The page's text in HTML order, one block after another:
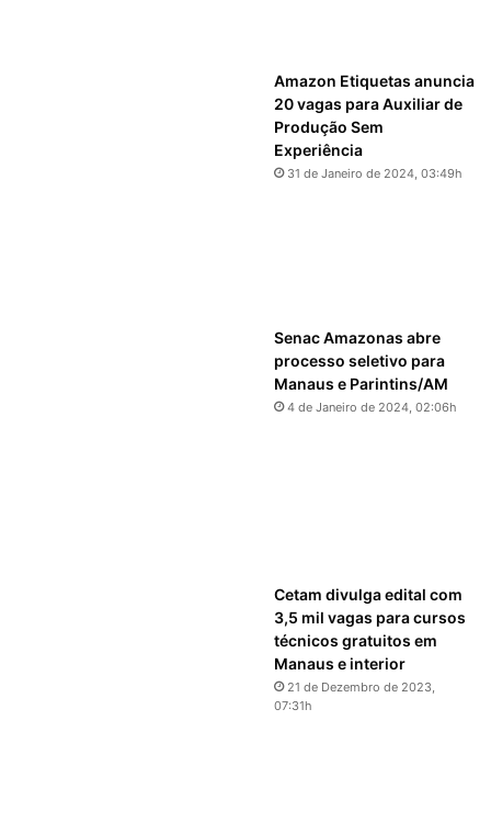
Amazon Etiquetas anuncia
20 vagas para Auxiliar de
Produção Sem
Experiência
31 de Janeiro de 2024, 03:49h
Senac Amazonas abre
processo seletivo para
Manaus e Parintins/AM
4 de Janeiro de 2024, 02:06h
Cetam divulga edital com
3,5 mil vagas para cursos
técnicos gratuitos em
Manaus e interior
21 de Dezembro de 2023,
07:31h